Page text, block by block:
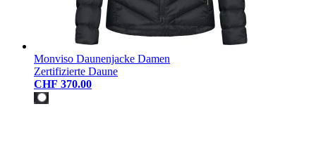
Monviso Daunenjacke Damen
Zertifizierte Daune
CHF 370.00